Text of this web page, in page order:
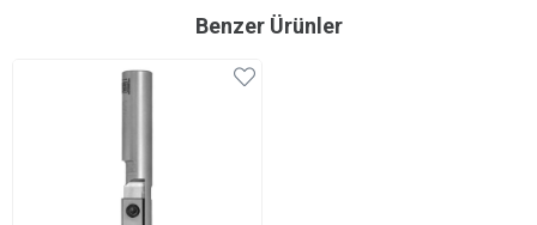
Benzer Ürünler